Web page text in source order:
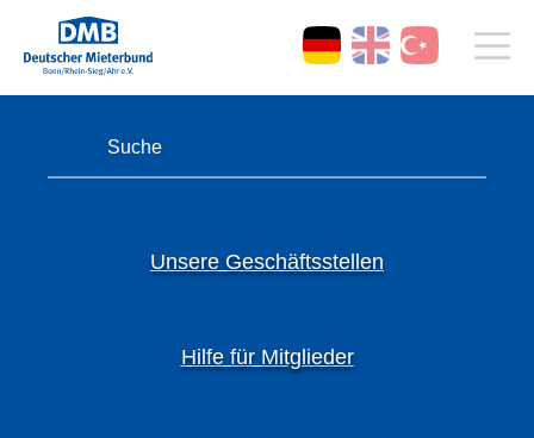
Unsere Geschäftsstellen
Hilfe für Mitglieder